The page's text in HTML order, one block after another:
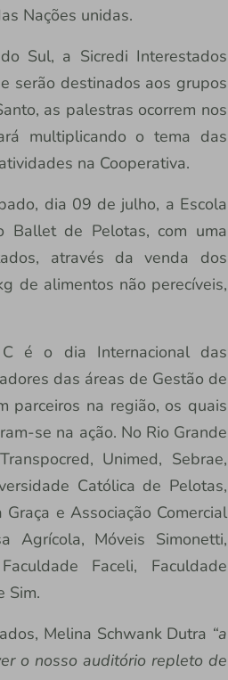
Nações unidas.
Sul, a Sicredi Interestados
serão destinados aos grupos
as palestras ocorrem nos
multiplicando o tema das
na Cooperativa.
dia 09 de julho, a Escola
Ballet de Pelotas, com uma
através da venda dos
de alimentos não perecíveis,
é o dia Internacional das
das áreas de Gestão de
parceiros na região, os quais
se na ação. No Rio Grande
Unimed, Sebrae,
Católica de Pelotas,
e Associação Comercial
Agrícola, Móveis Simonetti,
Faceli, Faculdade
Sim.
Melina Schwank Dutra “a
o nosso auditório repleto de